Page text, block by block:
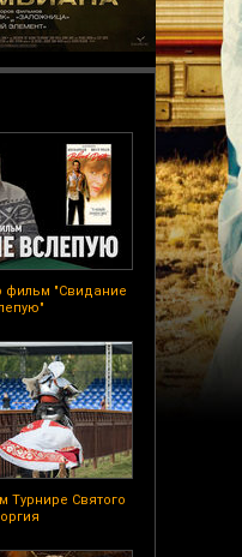
фильм "Свидание
Турнире Святого